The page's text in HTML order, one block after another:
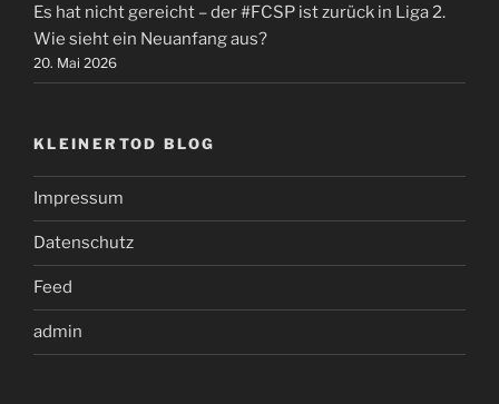
Es hat nicht gereicht – der #FCSP ist zurück in Liga 2.
Wie sieht ein Neuanfang aus?
20. Mai 2026
KLEINERTOD BLOG
Impressum
Datenschutz
Feed
admin